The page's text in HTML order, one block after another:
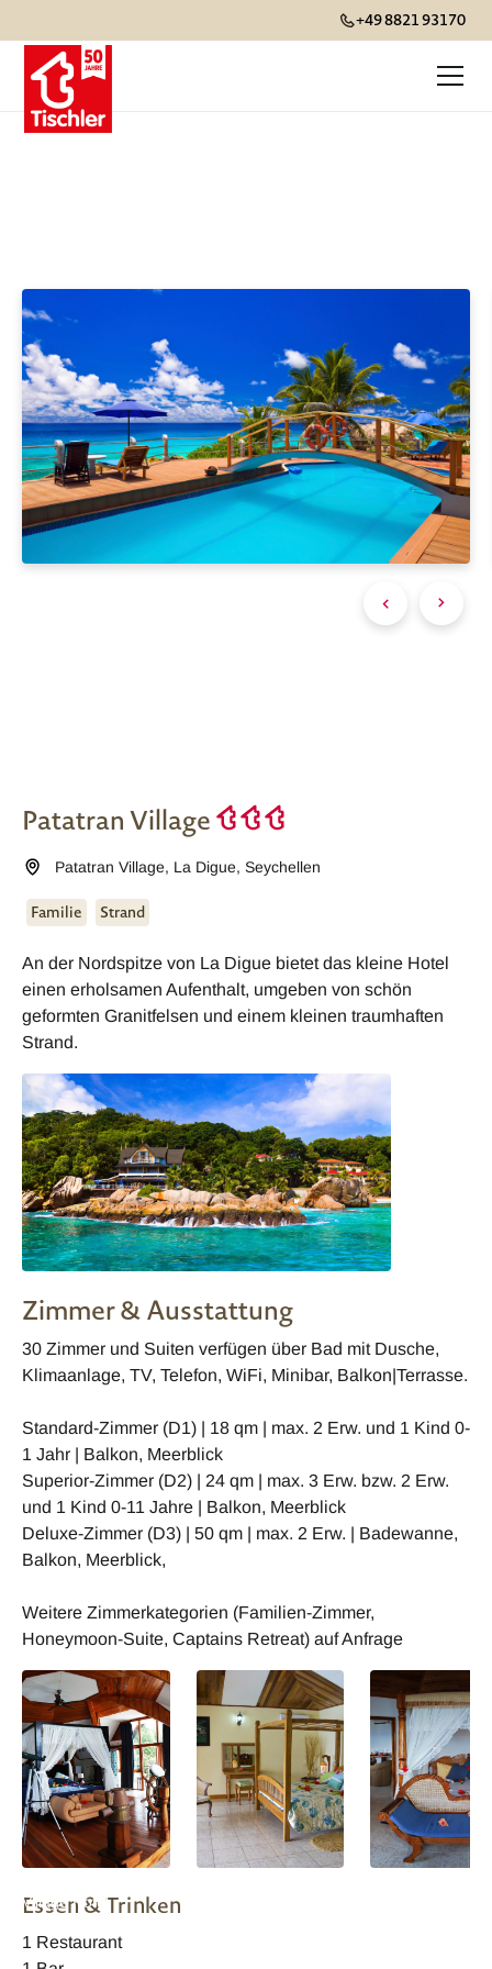
+49 8821 93170
Patatran Village
Patatran Village, La Digue,Seychellen
Familie Strand
An der Nordspitze von La Digue bietet das kleine Hotel
einen erholsamen Aufenthalt, umgeben von schön
geformten Granitfelsen und einem kleinen traumhaften
Strand.
Zimmer & Ausstattung
30 Zimmer und Suiten verfügen über Bad mit Dusche,
Klimaanlage, TV, Telefon, WiFi, Minibar, Balkon|Terrasse.
Standard-Zimmer (D1) | 18 qm | max. 2 Erw. und 1 Kind 0-
1 Jahr | Balkon, Meerblick
Superior-Zimmer (D2) | 24 qm | max. 3 Erw. bzw. 2 Erw.
und 1 Kind 0-11 Jahre | Balkon, Meerblick
Deluxe-Zimmer (D3) | 50 qm | max. 2 Erw. | Badewanne,
Balkon, Meerblick,
Weitere Zimmerkategorien (Familien-Zimmer,
Honeymoon-Suite, Captains Retreat) auf Anfrage
Village Hotel
Essen & Trinken
1 Restaurant